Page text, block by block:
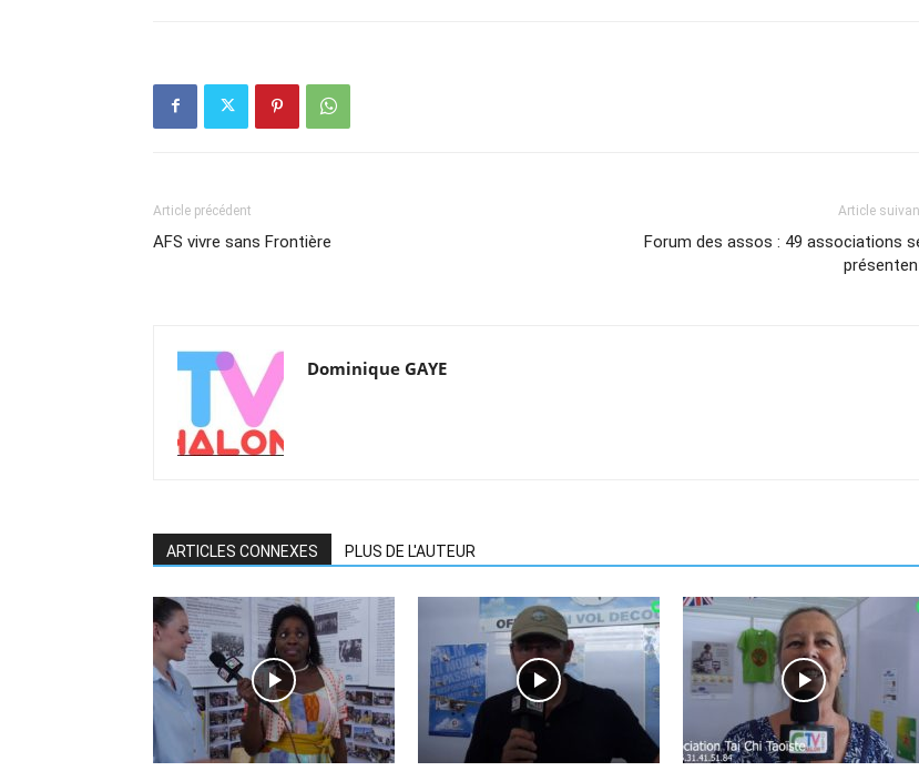
Article précédent
AFS vivre sans Frontière
Article
Forum des assos : 49 associations
Dominique GAYE
ARTICLES CONNEXES PLUS DE L'AUTEUR